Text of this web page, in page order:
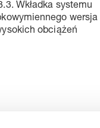
Wkładka systemu
wersja
obciążeń